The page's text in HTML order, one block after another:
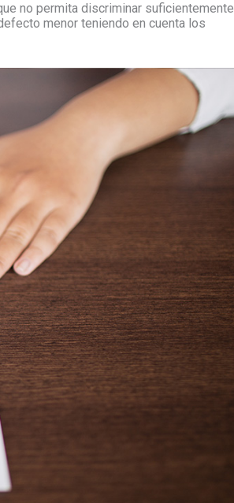
no permita discriminar suficientemente
menor teniendo en cuenta los